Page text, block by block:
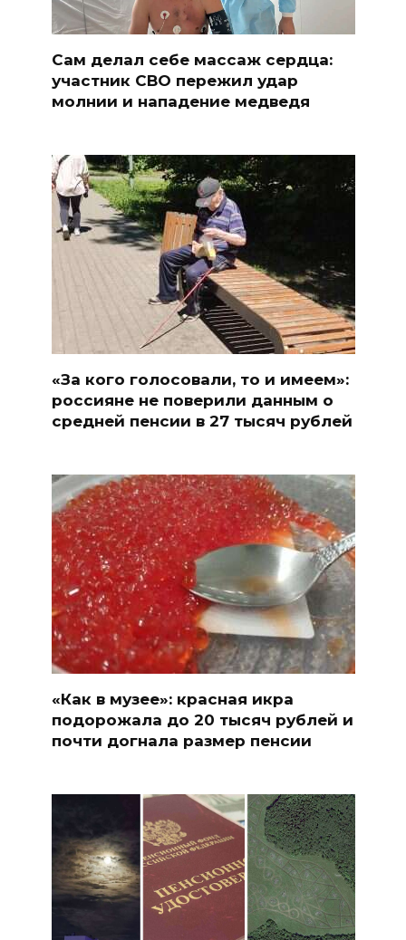
Сам делал себе массаж сердца:
участник СВО пережил удар
молнии и нападение медведя
«За кого голосовали, то и имеем»:
россияне не поверили данным о
средней пенсии в 27 тысяч рублей
«Как в музее»: красная икра
подорожала до 20 тысяч рублей и
почти догнала размер пенсии